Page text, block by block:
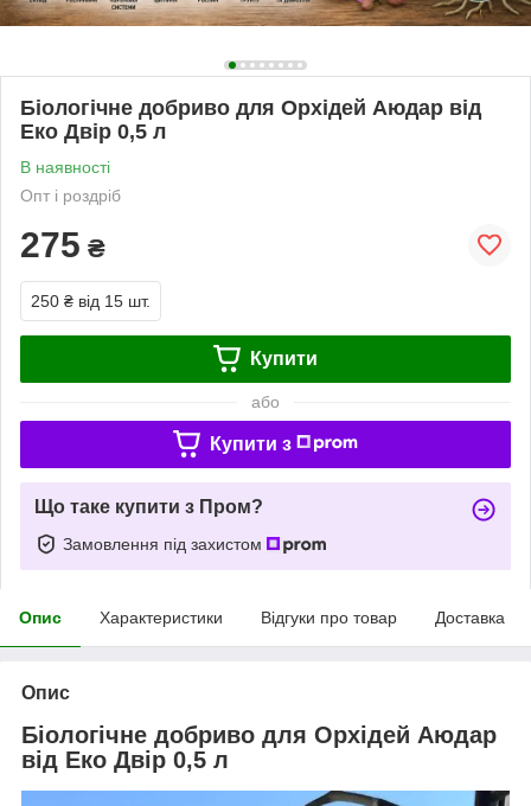
Біологічне добриво для Орхідей Аюдар від
Еко Двір 0,5 л
В наявності
Опт і роздріб
275 ₴
250 ₴ від 15 шт.
Купити
або
Купити з
Що таке купити з Пром?
Замовлення під захистом
Опис Характеристики Відгуки про товар Доставка
Опис
Біологічне добриво для Орхідей Аюдар
від Еко Двір 0,5 л